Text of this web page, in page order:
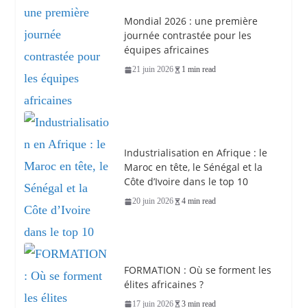
Mondial 2026 : une première
journée contrastée pour les
équipes africaines
21 juin 2026 1 min read
Industrialisation en Afrique : le
Maroc en tête, le Sénégal et la
Côte d’Ivoire dans le top 10
20 juin 2026 4 min read
FORMATION : Où se forment les
élites africaines ?
17 juin 2026 3 min read